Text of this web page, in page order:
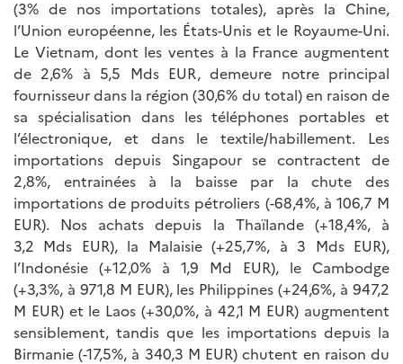
(3% de nos importations totales), après la Chine,
l’Union européenne, les États-Unis et le Royaume-Uni.
Le Vietnam, dont les ventes à la France augmentent
de 2,6% à 5,5 Mds EUR, demeure notre principal
fournisseur dans la région (30,6% du total) en raison de
sa spécialisation dans les téléphones portables et
l’électronique, et dans le textile/habillement. Les
importations depuis Singapour se contractent de
2,8%, entrainées à la baisse par la chute des
importations de produits pétroliers (-68,4%, à 106,7 M
EUR). Nos achats depuis la Thaïlande (+18,4%, à
3,2 Mds EUR), la Malaisie (+25,7%, à 3 Mds EUR),
l’Indonésie (+12,0% à 1,9 Md EUR), le Cambodge
(+3,3%, à 971,8 M EUR), les Philippines (+24,6%, à 947,2
M EUR) et le Laos (+30,0%, à 42,1 M EUR) augmentent
sensiblement, tandis que les importations depuis la
Birmanie (-17,5%, à 340,3 M EUR) chutent en raison du